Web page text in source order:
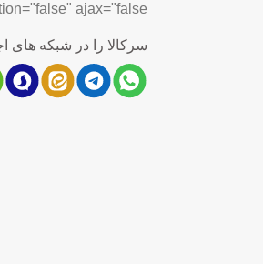
ajax="false"]
سرکالا را در شبکه های